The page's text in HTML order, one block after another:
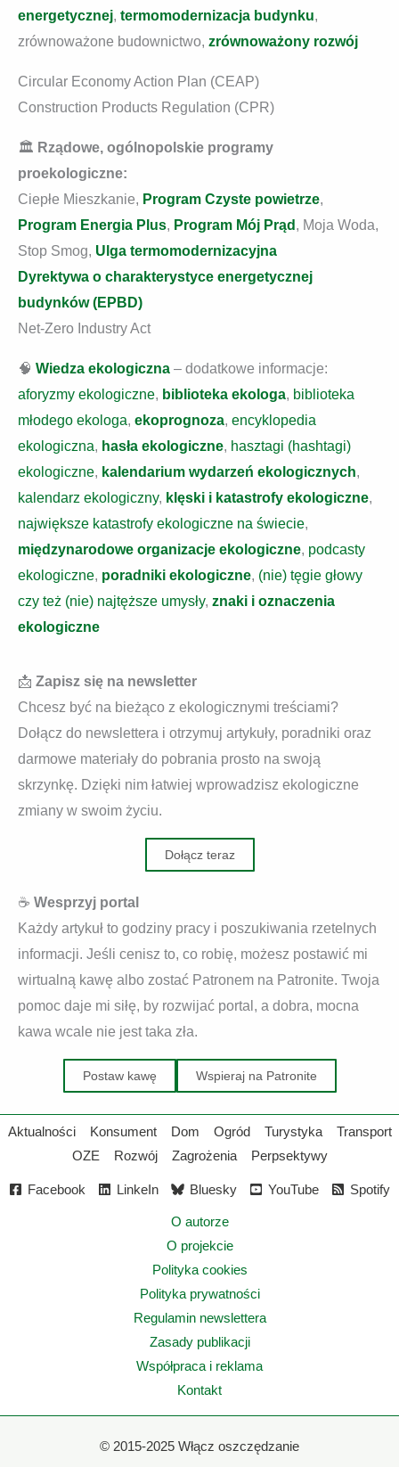
energetycznej, termomodernizacja budynku,
zrównoważone budownictwo, zrównoważony rozwój
Circular Economy Action Plan (CEAP)
Construction Products Regulation (CPR)
🏛️ Rządowe, ogólnopolskie programy
proekologiczne:
Ciepłe Mieszkanie, Program Czyste powietrze,
Program Energia Plus, Program Mój Prąd , Moja Woda,
Stop Smog, Ulga termomodernizacyjna
Dyrektywa o charakterystyce energetycznej
budynków (EPBD)
Net-Zero Industry Act
🧠 Wiedza ekologiczna – dodatkowe informacje:
aforyzmy ekologiczne, biblioteka ekologa, biblioteka
młodego ekologa, ekoprognoza, encyklopedia
ekologiczna, hasła ekologiczne, hasztagi (hashtagi)
ekologiczne, kalendarium wydarzeń ekologicznych,
kalendarz ekologiczny, klęski i katastrofy ekologiczne,
największe katastrofy ekologiczne na świecie,
międzynarodowe organizacje ekologiczne, podcasty
ekologiczne, poradniki ekologiczne, (nie) tęgie głowy
czy też (nie) najtęższe umysły, znaki i oznaczenia
ekologiczne
📩 Zapisz się na newsletter
Chcesz być na bieżąco z ekologicznymi treściami?
Dołącz do newslettera i otrzymuj artykuły, poradniki oraz
darmowe materiały do pobrania prosto na swoją
skrzynkę. Dzięki nim łatwiej wprowadzisz ekologiczne
zmiany w swoim życiu.
Dołącz teraz
☕ Wesprzyj portal
Każdy artykuł to godziny pracy i poszukiwania rzetelnych
informacji. Jeśli cenisz to, co robię, możesz postawić mi
wirtualną kawę albo zostać Patronem na Patronite. Twoja
pomoc daje mi siłę, by rozwijać portal, a dobra, mocna
kawa wcale nie jest taka zła.
Postaw kawę Wspieraj na Patronite
Aktualności Konsument Dom Ogród Turystyka
Transport
OZE
Rozwój Zagrożenia Perpsektywy
Facebook LinkeIn Bluesky YouTube Spotify
O autorze
O projekcie
Polityka cookies
Polityka prywatności
Regulamin newslettera
Zasady publikacji
Współpraca i reklama
Kontakt
© 2015-2025 Włącz oszczędzanie